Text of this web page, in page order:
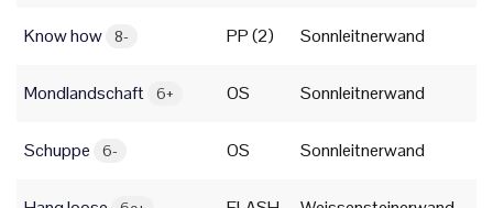
Know how 8- PP (2) Sonnleitnerwand
Mondlandschaft 6+ OS Sonnleitnerwand
Schuppe 6- OS Sonnleitnerwand